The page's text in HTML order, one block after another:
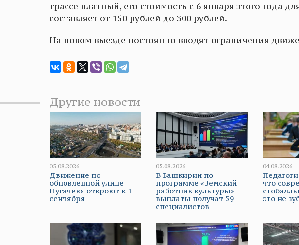
трассе платный, его стоимость с 6 января этого года
составляет от 150 рублей до 300 рублей.
На новом выезде постоянно вводят ограничения
Другие новости
05.08.2026
Движение по
обновленной улице
Пугачева откроют к 1
сентября
05.08.2026
В Башкирии по
программе «Земский
работник культуры»
выплаты получат 59
специалистов
04.08.2026
что
это не